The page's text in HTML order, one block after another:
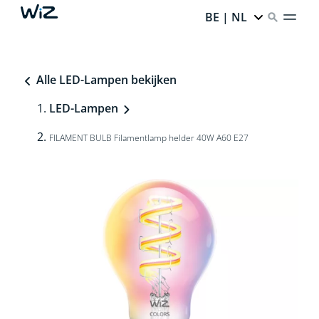
BE | NL
Alle LED-Lampen bekijken
LED-Lampen
FILAMENT BULB Filamentlamp helder 40W A60 E27